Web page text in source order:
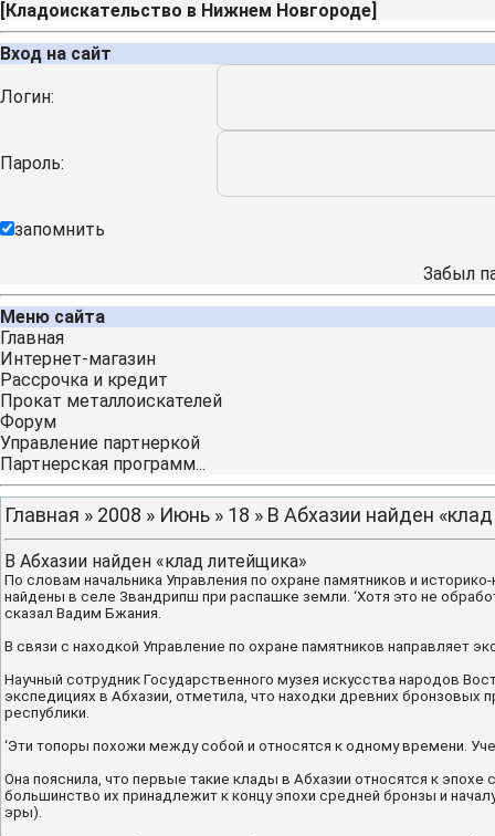
[Кладоискательство в Нижнем Новгороде]
Вход на сайт
Логин:
Пароль:
запомнить
Забыл
Меню сайта
Главная
Интернет-магазин
Рассрочка и кредит
Прокат металлоискателей
Форум
Управление партнеркой
Партнерская программ...
Главная » 2008 » Июнь » 18 » В Абхазии найден
В Абхазии найден «клад литейщика»
По словам начальника Управления по охране памятников и
найдены в селе Звандрипш при распашке земли. ‘Хотя это не
сказал Вадим Бжания.
В связи с находкой Управление по охране памятников направляет
Научный сотрудник Государственного музея искусства народов
экспедициях в Абхазии, отметила, что находки древних
республики.
‘Эти топоры похожи между собой и относятся к одному времени.
Она пояснила, что первые такие клады в Абхазии относятся к
большинство их принадлежит к концу эпохи средней бронзы и
эры).